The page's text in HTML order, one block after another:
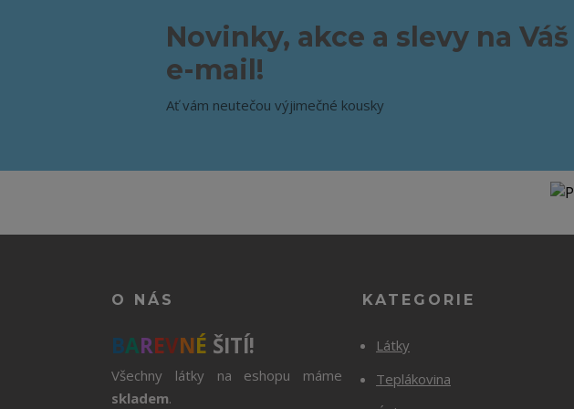
Novinky, akce a slevy na Váš
e-mail!
Ať vám neutečou výjimečné kousky
O NÁS
BAREVNÉ ŠITÍ!
Všechny látky na eshopu máme
skladem.
KATEGORIE
Látky
Teplákovina